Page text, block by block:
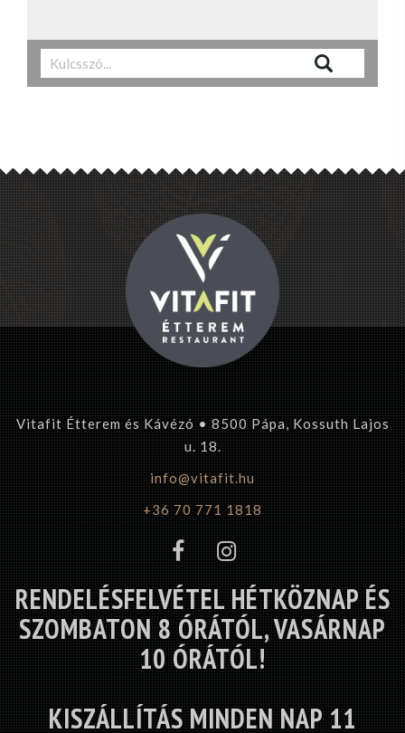
Vitafit Étterem és Kávézó • 8500 Pápa, Kossuth Lajos
u. 18.
info@vitafit.hu
+36 70 771 1818
RENDELÉSFELVÉTEL HÉTKÖZNAP ÉS
SZOMBATON 8 ÓRÁTÓL, VASÁRNAP
10 ÓRÁTÓL!
KISZÁLLÍTÁS MINDEN NAP 11